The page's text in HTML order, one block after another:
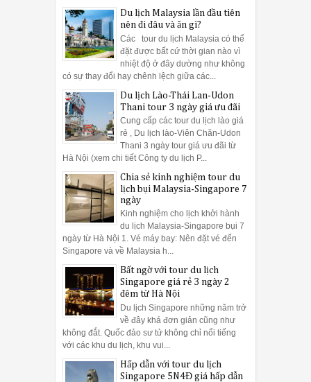
Du lịch Malaysia lần đầu tiên
nên đi đâu và ăn gì?
Các tour du lịch Malaysia có thể
đặt được bất cứ thời gian nào vì
nhiệt độ ở đây dường như không
có sự thay đổi hay chênh lệch giữa các...
Du lịch Lào-Thái Lan-Udon
Thani tour 3 ngày giá ưu đãi
Cung cấp các tour du lịch lào giá
rẻ , Du lịch lào-Viên Chăn-Udon
Thani 3 ngày tour giá ưu đãi từ
Hà Nội (xem chi tiết Công ty du lịch P...
Chia sẻ kinh nghiệm tour du
lịch bụi Malaysia-Singapore 7
ngày
Kinh nghiệm cho lịch khởi hành
du lịch Malaysia-Singapore bụi 7
ngày từ Hà Nội 1. Vé máy bay: Nên đặt vé đến
Singapore và về Malaysia h...
Bất ngờ với tour du lịch
Singapore giá rẻ 3 ngày 2
đêm từ Hà Nội
Du lịch Singapore những năm trở
về đây khá đơn giản cũng như
không đắt. Quốc đảo sư tử không chỉ nổi tiếng
với các khu du lịch, khu vui...
Hấp dẫn với tour du lịch
Singapore 5N4Đ giá hấp dẫn